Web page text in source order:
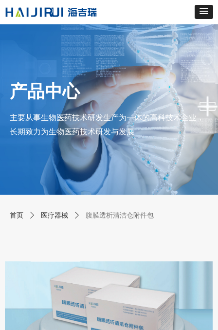
首页 ꄲ 医疗器械 ꄲ 腹膜透析清洁仓附件包
产品中心
主要从事生物医药技术研发生产为一体的高科技术企业，
长期致力为生物医药技术研发与发展